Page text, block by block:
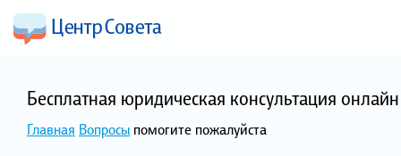
Бесплатная юридическая консультация
Главная Вопросы помогите пожалуйста